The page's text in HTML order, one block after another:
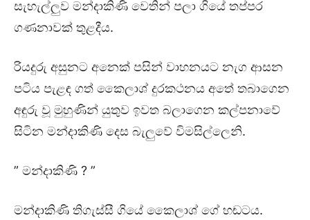
සැහැල්ලුව මන්දාකිණි වෙතින් පලා ගියේ තප්පර
ගණනාවක් තුළදීය.
රියදුරු අසුනට අනෙක් පසින් වාහනයට නැග ආසන
පටිය පැළඳ ගත් කෛලාශ් දුරකථනය අතේ තබාගෙන
අඳුරු වූ මුහුණින් යුතුව ඉවත බලාගෙන කල්පනාවේ
සිටින මන්දාකිණි දෙස බැලුවේ විමසිල්ලෙනි.
” මන්දාකිණි ? ”
මන්දාකිණි තිගැස්සී ගියේ කෛලාශ් ගේ හඬටය.